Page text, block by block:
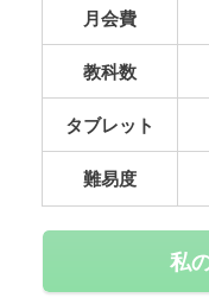
月会費
教科数
タブレット
難易度
私